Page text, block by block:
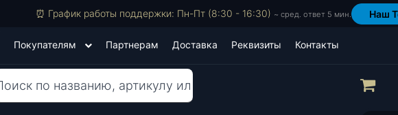
⏰ График работы поддержки: Пн-Пт (8:30 - 16:30) ~ сред. ответ 5 мин. Наш
Покупателям Партнерам Доставка Реквизиты Контакты
Поиск